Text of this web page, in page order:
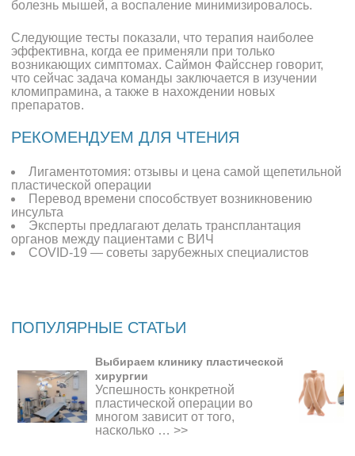
болезнь мышей, а воспаление минимизировалось.
Следующие тесты показали, что терапия наиболее
эффективна, когда ее применяли при только
возникающих симптомах. Саймон Файсснер говорит,
что сейчас задача команды заключается в изучении
кломипрамина, а также в нахождении новых
препаратов.
РЕКОМЕНДУЕМ ДЛЯ ЧТЕНИЯ
Лигаментотомия: отзывы и цена самой щепетильной
пластической операции
Перевод времени способствует возникновению
инсульта
Эксперты предлагают делать трансплантация
органов между пациентами с ВИЧ
COVID-19 — советы зарубежных специалистов
ПОПУЛЯРНЫЕ СТАТЬИ
Выбираем клинику пластической
хирургии
Успешность конкретной
пластической операции во
многом зависит от того,
насколько … >>